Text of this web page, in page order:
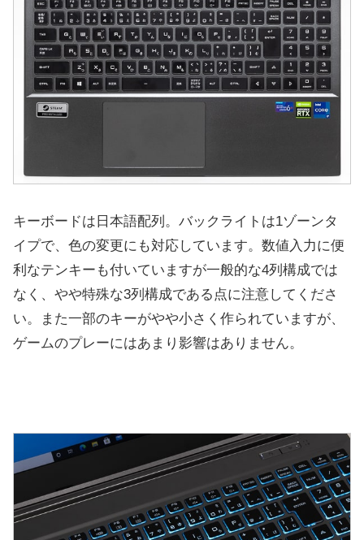
キーボードは日本語配列。バックライトは1ゾーンタ
イプで、色の変更にも対応しています。数値入力に便
利なテンキーも付いていますが一般的な4列構成では
なく、やや特殊な3列構成である点に注意してくださ
い。また一部のキーがやや小さく作られていますが、
ゲームのプレーにはあまり影響はありません。